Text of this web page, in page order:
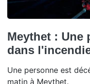
Meythet : Une
dans
Une personne est
matin à Meythet.